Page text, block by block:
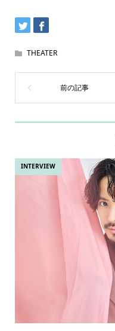
THEATER
INTERVIEW